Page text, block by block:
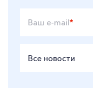
Ваш e-mail*
Все новости